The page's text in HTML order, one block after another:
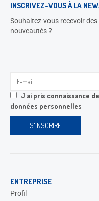
INSCRIVEZ-VOUS À LA
Souhaitez-vous recevoir
nouveautés ?
J'ai pris connaissance
données personnelles
ENTREPRISE
Profil